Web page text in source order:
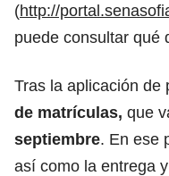
(http://
puede consultar qué
Tras la aplicación de
de matrículas, que
septiembre. En ese
así como la entrega